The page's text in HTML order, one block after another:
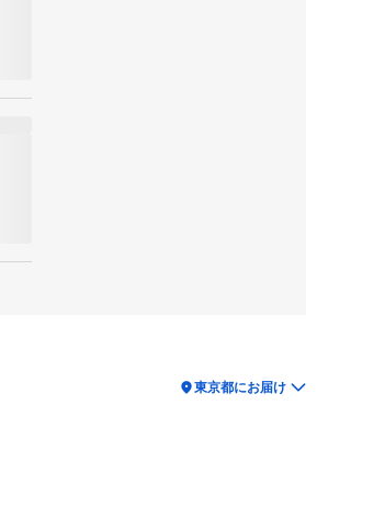
location_on東京都にお届け